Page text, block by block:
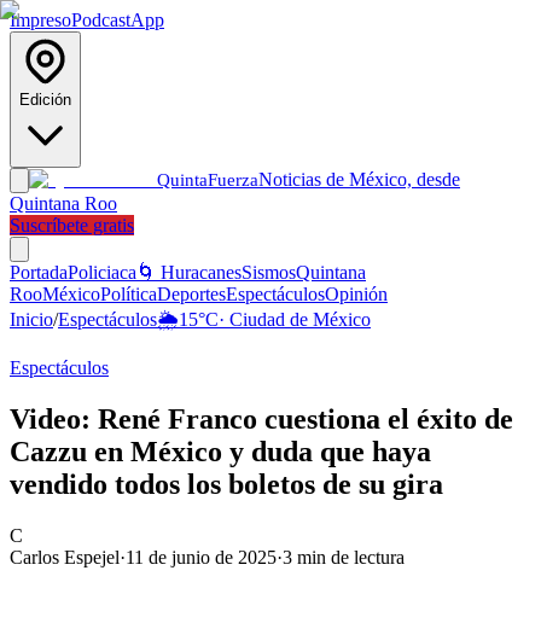
ImpresoPodcastApp
Edición
QuintaFuerzaNoticias de México, desde
Quintana Roo
Suscríbete gratis
PortadaPoliciaca 🌀 HuracanesSismosQuintana
RooMéxicoPolíticaDeportesEspectáculosOpinión
Inicio/Espectáculos🌦️15°C· Ciudad de México
Espectáculos
Video: René Franco cuestiona el éxito de
Cazzu en México y duda que haya
vendido todos los boletos de su gira
C
Carlos Espejel·11 de junio de 2025·3 min de lectura